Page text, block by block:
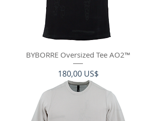
BYBORRE Oversized Tee AO2™
Precio
180,00 US$